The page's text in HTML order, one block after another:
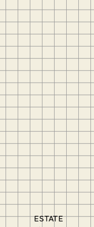
ESTATE